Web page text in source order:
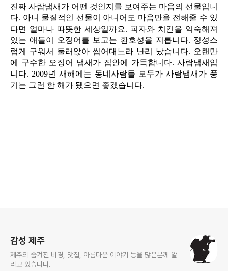
진짜 사람냄새가 어떤 것인지를 보여주는 마음의 선물입니
다. 아니 물질적인 선물이 아니어도 마음만을 전해줄 수 있
다면 얼마나 따뜻한 세상일까요. 피자와 치킨을 익숙해져
있는 애들이 오징어를 보고는 환호성을 지릅니다. 정성스
럽게 구워서 둘러앉아 씹어대느라 난리 났습니다. 오랜만
에 구수한 오징어 냄새가 집안에 가득합니다. 사람냄새입
니다. 2009년 새해에는 동네사람들 모두가 사람냄새가 풍
기는 그런 한 해가 됐으면 좋겠습니다.
감성 제주
제주의 숨겨진 비경, 맛집, 아름다운 이야기 등을 많은분께 알
리고 있습니다.